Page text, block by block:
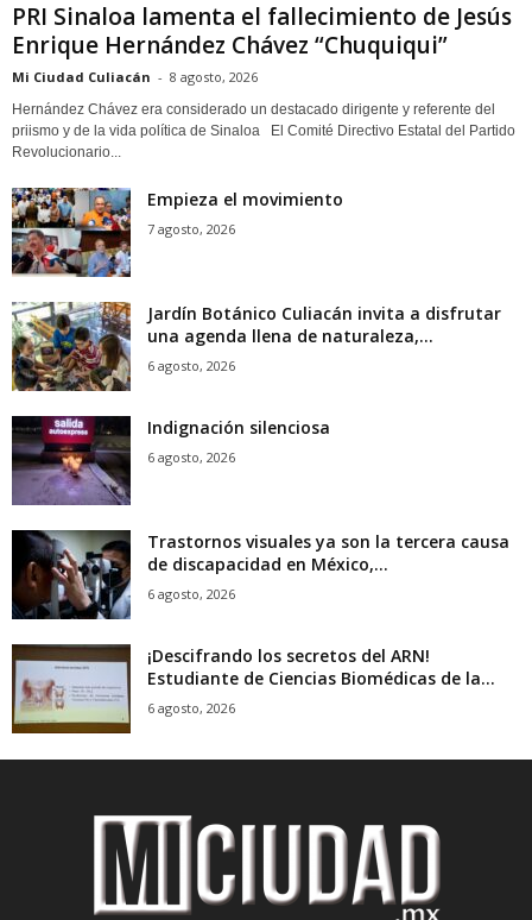
PRI Sinaloa lamenta el fallecimiento de Jesús
Enrique Hernández Chávez “Chuquiqui”
Mi Ciudad Culiacán - 8 agosto, 2026
Hernández Chávez era considerado un destacado dirigente y referente del
priismo y de la vida política de Sinaloa El Comité Directivo Estatal del Partido
Revolucionario...
Empieza el movimiento
7 agosto, 2026
Jardín Botánico Culiacán invita a disfrutar
una agenda llena de naturaleza,...
6 agosto, 2026
Indignación silenciosa
6 agosto, 2026
Trastornos visuales ya son la tercera causa
de discapacidad en México,...
6 agosto, 2026
¡Descifrando los secretos del ARN!
Estudiante de Ciencias Biomédicas de la...
6 agosto, 2026